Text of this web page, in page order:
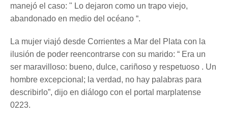
manejó el caso: " Lo dejaron como un trapo viejo,
abandonado en medio del océano “.
La mujer viajó desde Corrientes a Mar del Plata con la
ilusión de poder reencontrarse con su marido: “ Era un
ser maravilloso: bueno, dulce, cariñoso y respetuoso . Un
hombre excepcional; la verdad, no hay palabras para
describirlo”, dijo en diálogo con el portal marplatense
0223.